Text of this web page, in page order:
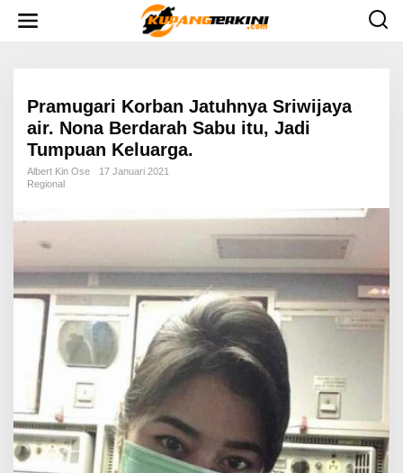
Pramugari Korban Jatuhnya Sriwijaya
air. Nona Berdarah Sabu itu, Jadi
Tumpuan Keluarga.
Albert Kin Ose
17 Januari 2021
Regional